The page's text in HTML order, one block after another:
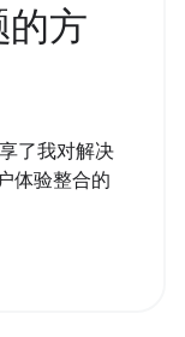
的方
了我对解决
体验整合的